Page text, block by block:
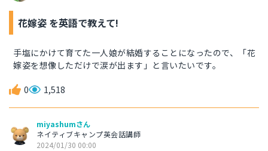
花嫁姿 を英語で教えて!
手塩にかけて育てた一人娘が結婚することになったので、「花
嫁姿を想像しただけで涙が出ます」と言いたいです。
0 1,518
miyashumさん
ネイティブキャンプ英会話講師
2024/01/30 00:00